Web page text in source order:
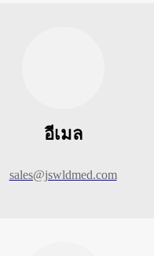
อีเมล
sales@jswldmed.com